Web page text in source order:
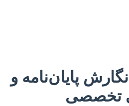
پایان‌نامه و
تخصصی